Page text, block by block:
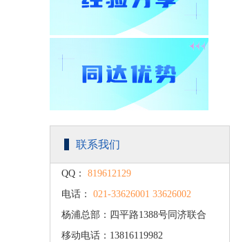
联系我们
QQ： 819612129
电话： 021-33626001 33626002
杨浦总部：四平路1388号同济联合
广场C楼203
移动电话：13816119982